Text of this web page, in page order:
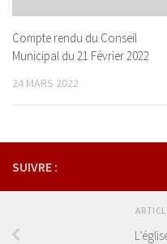
Compte rendu du Conseil
Municipal du 21 Février 2022
24 MARS 2022
SUIVRE :